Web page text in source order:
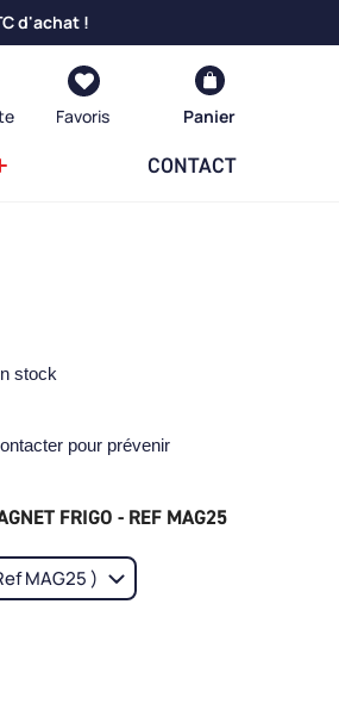
d'achat !
CONTACT
Panier
stock
pour prévenir
FRIGO - REF MAG25